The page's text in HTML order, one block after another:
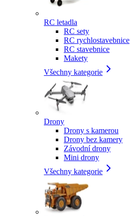
RC letadla
RC sety
RC rychlostavebnice
RC stavebnice
Makety
Všechny kategorie
Drony
Drony s kamerou
Drony bez kamery
Závodní drony
Mini drony
Všechny kategorie